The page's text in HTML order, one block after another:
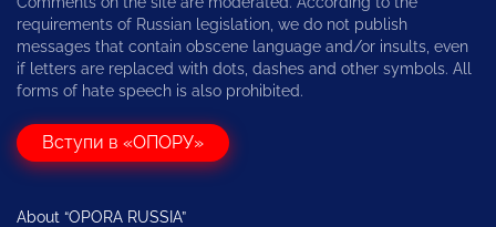
requirements of Russian legislation, we do not publish
messages that contain obscene language and/or insults, even
if letters are replaced with dots, dashes and other symbols. All
forms of hate speech is also prohibited.
Вступи в «ОПОРУ»
About “OPORA RUSSIA”